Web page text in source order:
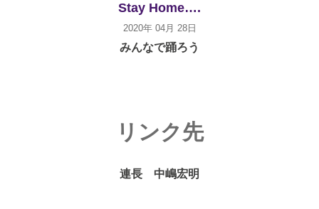
Stay Home….
2020年 04月 28日
みんなで踊ろう
リンク先
連長 中嶋宏明